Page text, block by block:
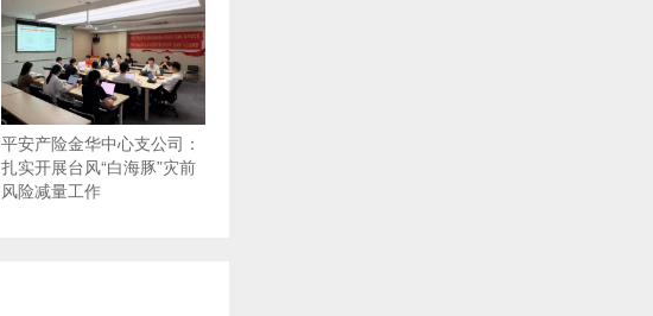
平安产险金华中心支公司：
扎实开展台风“白海豚”灾前
风险减量工作